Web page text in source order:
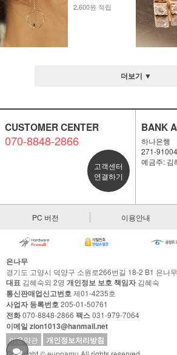
2,600원 적립
더보기 ▼
CUSTOMER CENTER
070-8848-2866
고객센터
연결하기
BANK
하나은행
271-
예금주: 김
PC 버전 이용안내
은나무
경기도 고양시 덕양구 소원로266번길 18-2 B1 은나
대표 김혜숙외 2명 개인정보 보호 책임자김혜숙
통신판매업신고번호제01-4235호
사업자 등록번호205-01-50761
전화070-8848-2866 팩스031-979-7064
이메일 zion1013@hanmail.net
이용약관 개인정보처리방침